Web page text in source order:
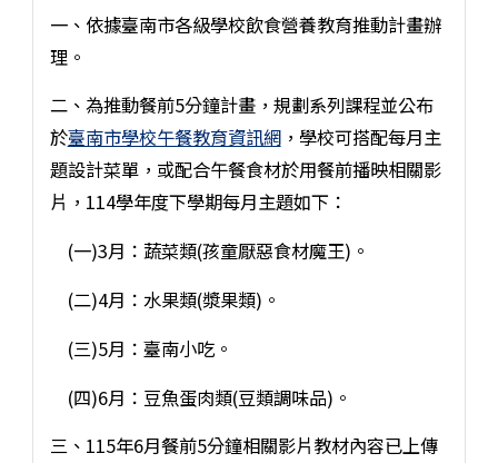
一、依據臺南市各級學校飲食營養教育推動計畫辦
理。
二、為推動餐前5分鐘計畫，規劃系列課程並公布
於臺南市學校午餐教育資訊網，學校可搭配每月主
題設計菜單，或配合午餐食材於用餐前播映相關影
片，114學年度下學期每月主題如下：
(一)3月：蔬菜類(孩童厭惡食材魔王)。
(二)4月：水果類(漿果類)。
(三)5月：臺南小吃。
(四)6月：豆魚蛋肉類(豆類調味品)。
三、115年6月餐前5分鐘相關影片教材內容已上傳